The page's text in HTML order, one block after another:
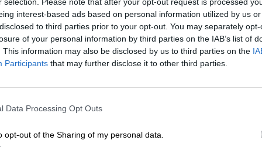
interest-based ads based on personal information utilized by us
to third parties prior to your opt-out. You may separately
of your personal information by third parties on the IAB’s list of
This information may also be disclosed by us to third parties on the
Participants that may further disclose it to other third parties.
Data Processing Opt Outs
opt-out of the Sharing of my personal data.
a un político con buen nivel de
carente de base territorial y prácticamente
nivel ministerial. En 2012, intentó fundar un
y la Equidad (PARTE), pero la experiencia
como candidato, siempre fue un“armador”,
políticos situaban en cargos de importancia.
ciudad de Buenos Aires sus candidatos
que ejerció no fue en listas peronistas. Fue